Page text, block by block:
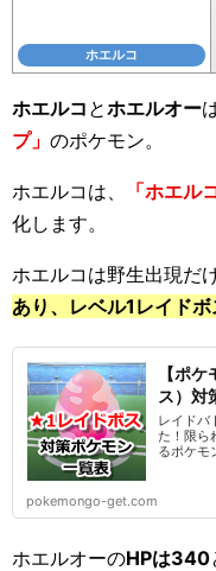
ホエルコ
ホエルコ とホエルオー
プ」 のポケモン。
ホエルコは、 「ホエ
化します。
ホエルコは野生出現だ
あり、レベル1レイド
【ポ
ス）対
レイドバ
た！限ら
るポケモ
pokemongo-get.com
ホエルオーのHPは340